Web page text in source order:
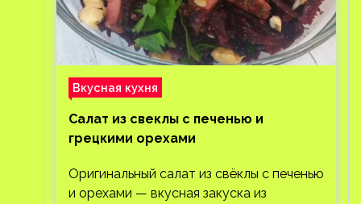
Вкусная кухня
Салат из свеклы с печенью и
грецкими орехами
Оригинальный салат из свёклы с печенью
и орехами — вкусная закуска из